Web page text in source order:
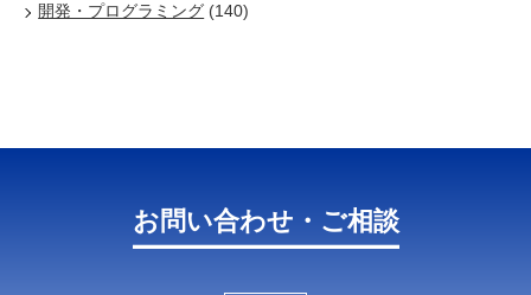
開発・プログラミング (140)
お問い合わせ・ご相談